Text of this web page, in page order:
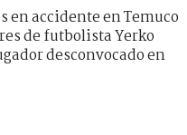
en accidente en Temuco
de futbolista Yerko
desconvocado en